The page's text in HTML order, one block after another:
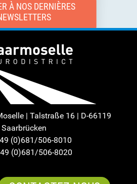
À NOS DERNIÈRES
| Talstraße 16 | D-66119
Saarbrücken
(0)681/506-8010
(0)681/506-8020